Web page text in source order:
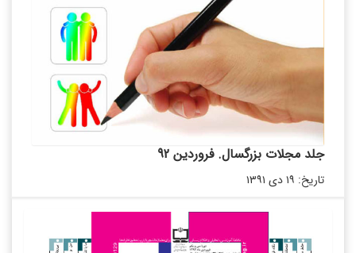
جلد مجلات بزرگسال. فروردین 92
تاریخ: ۱۹ دی ۱۳۹۱